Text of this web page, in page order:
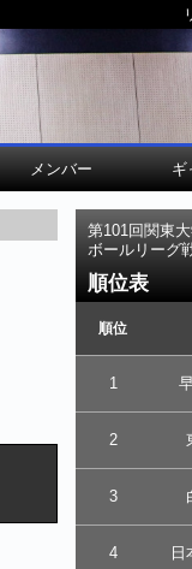
メンバー ギ
第101回関東
ボールリーグ
順位表
順位
1
2
3
4 日